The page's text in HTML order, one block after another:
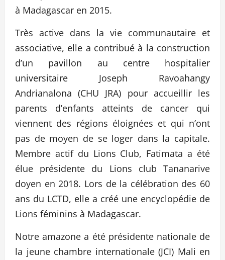
à Madagascar en 2015.
Très active dans la vie communautaire et
associative, elle a contribué à la construction
d’un pavillon au centre hospitalier
universitaire Joseph Ravoahangy
Andrianalona (CHU JRA) pour accueillir les
parents d’enfants atteints de cancer qui
viennent des régions éloignées et qui n’ont
pas de moyen de se loger dans la capitale.
Membre actif du Lions Club, Fatimata a été
élue présidente du Lions club Tananarive
doyen en 2018. Lors de la célébration des 60
ans du LCTD, elle a créé une encyclopédie de
Lions féminins à Madagascar.
Notre amazone a été présidente nationale de
la jeune chambre internationale (JCI) Mali en